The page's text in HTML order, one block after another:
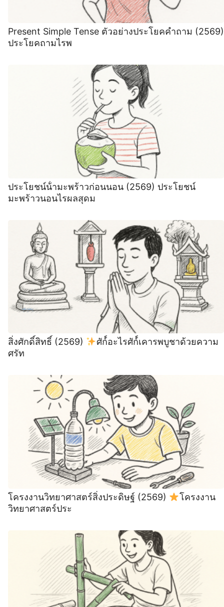
Present Simple Tense ตัวอย่างประโยคคำถาม (2569)
ประโยคถามไรพ
ประโยชน์น้ํามะพร้าวก่อนนอน (2569) ประโยชน์
มะพร้าวนอนไรผลสุดม
สิ่งศักดิ์สิทธิ์ (2569)
ศัก์์อะไรศัก์์เคารพบูชาด้วยความ
ศรัท
โครงงานวิทยาศาสตร์สิ่งประดิษฐ์ (2569)
โครงงาน
วิทยาศาสตร์ประ